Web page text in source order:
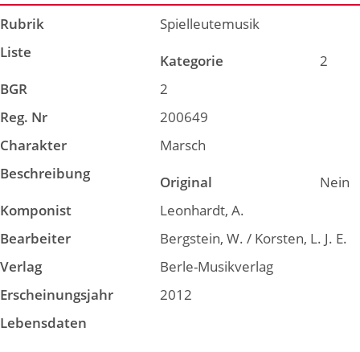
Rubrik
Spielleutemusik
Liste
Kategorie
2
BGR
2
Reg. Nr
200649
Charakter
Marsch
Beschreibung
Original
Nein
Komponist
Leonhardt, A.
Bearbeiter
Bergstein, W. / Korsten, L. J. E.
Verlag
Berle-Musikverlag
Erscheinungsjahr
2012
Lebensdaten